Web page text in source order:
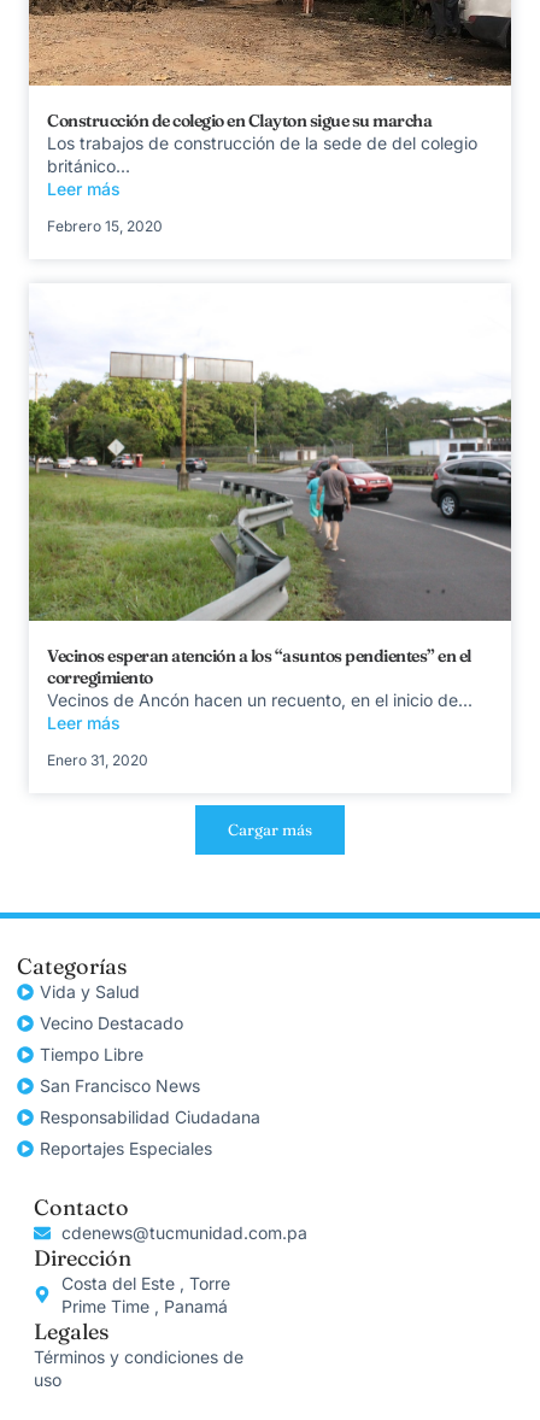
Construcción de colegio en Clayton sigue su marcha
Los trabajos de construcción de la sede de del colegio
británico...
Leer más
Febrero 15, 2020
Vecinos esperan atención a los “asuntos pendientes” en el
corregimiento
Vecinos de Ancón hacen un recuento, en el inicio de...
Leer más
Enero 31, 2020
Cargar más
Categorías
Vida y Salud
Vecino Destacado
Tiempo Libre
San Francisco News
Responsabilidad Ciudadana
Reportajes Especiales
Contacto
cdenews@tucmunidad.com.pa
Dirección
Costa del Este , Torre
Prime Time , Panamá
Legales
Términos y condiciones de
uso